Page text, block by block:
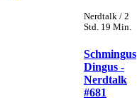
Nerdtalk / 2
Std. 19 Min.
Schmingus
Dingus -
Nerdtalk
#681